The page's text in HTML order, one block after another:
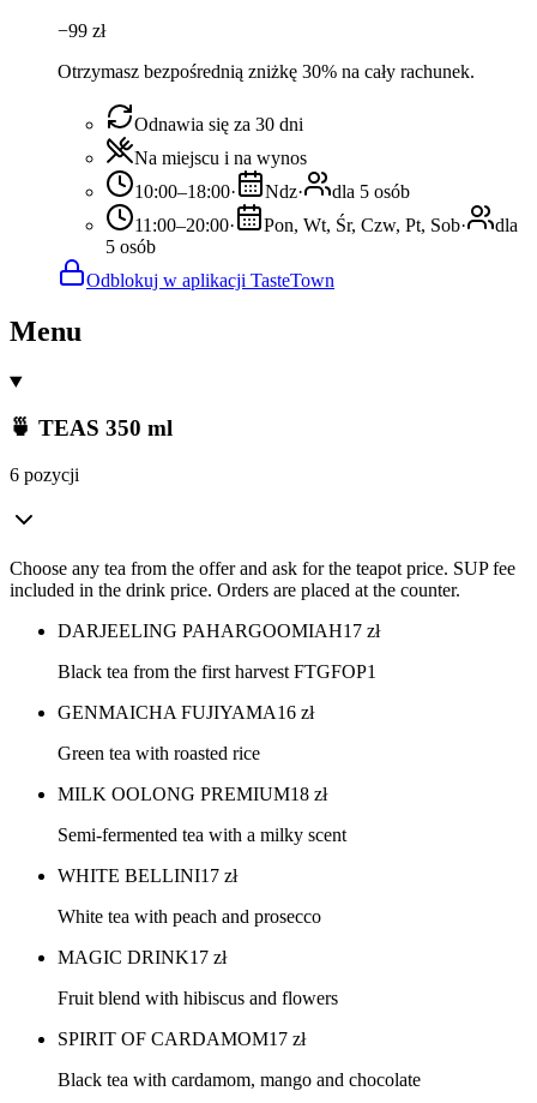
−99 zł
Otrzymasz bezpośrednią zniżkę 30% na cały rachunek.
Odnawia się za 30 dni
Na miejscu i na wynos
10:00–18:00· Ndz·
dla 5 osób
11:00–20:00· Pon, Wt, Śr, Czw, Pt, Sob·
dla
5 osób
Odblokuj w aplikacji TasteTown
Menu
🍵 TEAS 350 ml
6 pozycji
Choose any tea from the offer and ask for the teapot price. SUP fee
included in the drink price. Orders are placed at the counter.
DARJEELING PAHARGOOMIAH17 zł
Black tea from the first harvest FTGFOP1
GENMAICHA FUJIYAMA16 zł
Green tea with roasted rice
MILK OOLONG PREMIUM18 zł
Semi-fermented tea with a milky scent
WHITE BELLINI17 zł
White tea with peach and prosecco
MAGIC DRINK17 zł
Fruit blend with hibiscus and flowers
SPIRIT OF CARDAMOM17 zł
Black tea with cardamom, mango and chocolate